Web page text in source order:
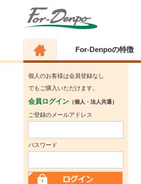
For-Denpoの特徴
個人のお客様は会員登録なし
でもご購入いただけます。
会員ログイン （個人・法人共通）
ご登録のメールアドレス
パスワード